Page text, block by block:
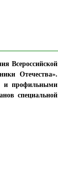
Всероссийской
Отечества».
и профильными
специальной